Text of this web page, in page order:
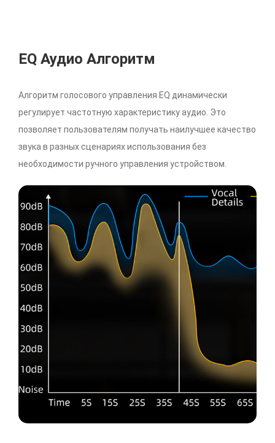
EQ Аудио Алгоритм
Алгоритм голосового управления EQ динамически
регулирует частотную характеристику аудио. Это
позволяет пользователям получать наилучшее качество
звука в разных сценариях использования без
необходимости ручного управления устройством.